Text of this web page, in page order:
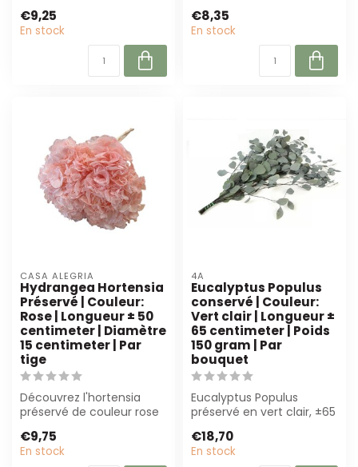
€9,25
En stock
durables. Idéal p...
€8,35
En stock
CASA ALEGRIA
Hydrangea Hortensia
Préservé | Couleur:
Rose | Longueur ± 50
centimeter | Diamètre
15 centimeter | Par
tige
Découvrez l'hortensia
préservé de couleur rose
50 cm et ...
€9,75
En stock
4A
Eucalyptus Populus
conservé | Couleur:
Vert clair | Longueur ±
65 centimeter | Poids
150 gram | Par
bouquet
Eucalyptus Populus
préservé en vert clair, ±65
par bouque...
€18,70
En stock